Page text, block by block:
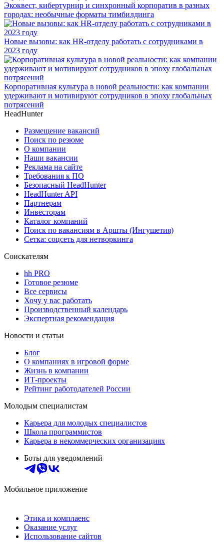
Экоквест, кибертурнир и синхронный корпоратив в разных
городах: необычные форматы тимбилдинга
Новые вызовы: как HR-отделу работать с сотрудниками в
2023 году
Корпоративная культура в новой реальности: как компании
удерживают и мотивируют сотрудников в эпоху глобальных
потрясений
HeadHunter
Размещение вакансий
Поиск по резюме
О компании
Наши вакансии
Реклама на сайте
Требования к ПО
Безопасный HeadHunter
HeadHunter API
Партнерам
Инвесторам
Каталог компаний
Поиск по вакансиям в Аршты (Ингушетия)
Сетка: соцсеть для нетворкинга
Соискателям
hh PRO
Готовое резюме
Все сервисы
Хочу у вас работать
Производственный календарь
Экспертная рекомендация
Новости и статьи
Блог
О компаниях в игровой форме
Жизнь в компании
ИТ-проекты
Рейтинг работодателей России
Молодым специалистам
Карьера для молодых специалистов
Школа программистов
Карьера в некоммерческих организациях
Боты для уведомлений
Мобильное приложение
Этика и комплаенс
Оказание услуг
Использование сайтов